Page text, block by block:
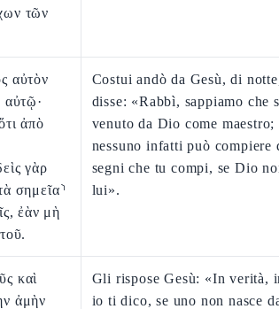
τῶν
αὐτὸν
αὐτῷ·
ἀπὸ
γὰρ
σημεῖα⸃
ἐὰν μὴ
Costui andò da Gesù, di
disse: «Rabbì, sappiamo che
venuto da Dio come maestro;
nessuno infatti può compiere
segni che tu compi, se Dio
lui».
καὶ
ἀμὴν
Gli rispose Gesù: «In verità,
io ti dico, se uno non nasce